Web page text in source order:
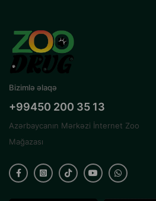
Bizimlə əlaqə
+99450 200 35 13
Azərbaycanın Mərkəzi İnternet Zoo
Mağazası